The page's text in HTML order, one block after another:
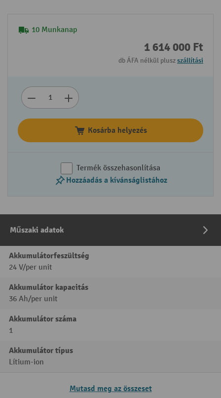
10 Munkanap
1 614 000 Ft
db ÁFA nélkül pluszszállítási
Kosárba helyezés
Termék összehasonlítása
Hozzáadás a kívánságlistához
Műszaki adatok
Akkumulátorfeszültség
24 V/per unit
Akkumulátor kapacitás
36 Ah/per unit
Akkumulátor száma
1
Akkumulátor típus
Lítium-ion
Mutasd meg az összeset